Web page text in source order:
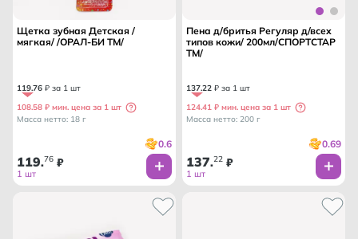
Щетка зубная Детская /
мягкая/ /ОРАЛ-БИ ТМ/
119.76 ₽ за 1 шт
108.58 ₽ мин. цена за 1 шт
Масса нетто: 18 г
0.6
119.76 ₽
1 шт
Пена д/бритья Регуляр д/всех
типов кожи/ 200мл/СПОРТСТАР
ТМ/
137.22 ₽ за 1 шт
124.41 ₽ мин. цена за 1 шт
Масса нетто: 200 г
0.69
137.22 ₽
1 шт